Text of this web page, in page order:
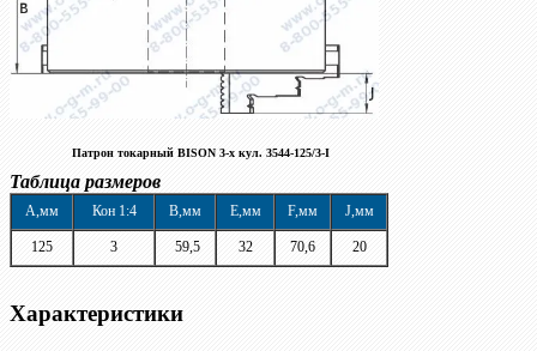
Патрон токарный BISON 3-х кул. 3544-125/3-I
Таблица размеров
A,мм Кон 1:4 B,мм E,мм F,мм J,мм
125 3 59,5 32 70,6 20
Характеристики